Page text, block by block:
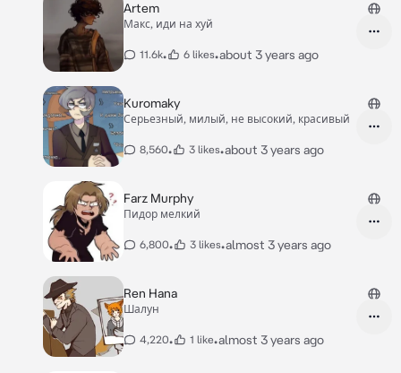
Artem
Макс, иди на хуй
11.6k• 6 likes•about 3 years ago
Kuromaky
Серьезный, милый, не высокий, красивый
8,560• 3 likes•about 3 years ago
Farz Murphy
Пидор мелкий
6,800• 3 likes•almost 3 years ago
Ren Hana
Шалун
4,220• 1 like•almost 3 years ago